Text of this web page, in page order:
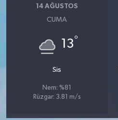
14 AĞUSTOS
CUMA
13°
Sis
Nem: %81
Rüzgar: 3.81 m/s